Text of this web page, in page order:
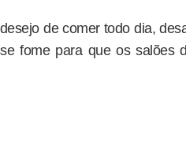
de comer todo dia,
fome para que os salões